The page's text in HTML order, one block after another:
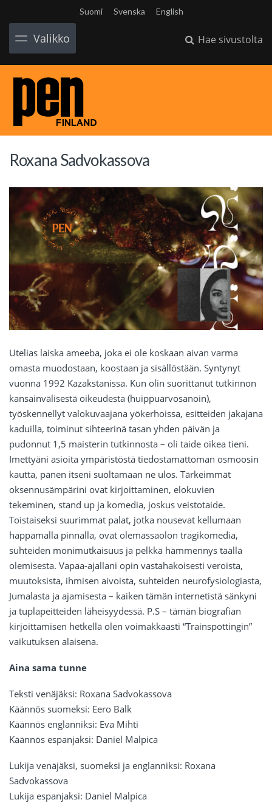
Suomi Svenska English
Valikko Hae sivustolta
Roxana Sadvokassova
Utelias laiska ameeba, joka ei ole koskaan aivan varma
omasta muodostaan, koostaan ja sisällöstään. Syntynyt
vuonna 1992 Kazakstanissa. Kun olin suorittanut tutkinnon
kansainvälisestä oikeudesta (huippuarvosanoin),
työskennellyt valokuvaajana yökerhoissa, esitteiden jakajana
kaduilla, toiminut sihteerinä tasan yhden päivän ja
pudonnut 1,5 maisterin tutkinnosta – oli taide oikea tieni.
Imettyäni asioita ympäristöstä tiedostamattoman osmoosin
kautta, panen itseni suoltamaan ne ulos. Tärkeimmät
oksennusämpärini ovat kirjoittaminen, elokuvien
tekeminen, stand up ja komedia, joskus veistotaide.
Toistaiseksi suurimmat palat, jotka nousevat kellumaan
happamalla pinnalla, ovat olemassaolon tragikomedia,
suhteiden monimutkaisuus ja pelkkä hämmennys täällä
olemisesta. Vapaa-ajallani opin vastahakoisesti veroista,
muutoksista, ihmisen aivoista, suhteiden neurofysiologiasta,
Jumalasta ja ajamisesta – kaiken tämän internetistä sänkyni
ja tuplapeitteiden läheisyydessä. P.S – tämän biografian
kirjoittamisen hetkellä olen voimakkaasti “Trainspottingin”
vaikutuksen alaisena.
Aina sama tunne
Teksti venäjäksi: Roxana Sadvokassova
Käännös suomeksi: Eero Balk
Käännös englanniksi: Eva Mihti
Käännös espanjaksi: Daniel Malpica
Lukija venäjäksi, suomeksi ja englanniksi: Roxana
Sadvokassova
Lukija espanjaksi: Daniel Malpica